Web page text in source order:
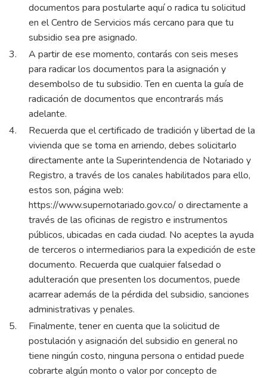
documentos para postularte aquío radica tu solicitud
en elCentro de Servicios más cercano para que tu
subsidio sea pre asignado.
A partir de ese momento, contarás con seis meses
para radicar los documentos para la asignación y
desembolso de tu subsidio. Ten en cuenta la guía de
radicación de documentos que encontrarás más
adelante.
Recuerda que el certificado de tradición y libertad de la
vivienda que se toma en arriendo, debes solicitarlo
directamente ante la Superintendencia de Notariado y
Registro, a través de los canales habilitados para ello,
estos son, página web:
https://www.supernotariado.gov.co/o directamente a
través de las oficinas de registro e instrumentos
públicos, ubicadas en cada ciudad. No aceptes la ayuda
de terceros o intermediarios para la expedición de este
documento. Recuerda que cualquier falsedad o
adulteración que presenten los documentos, puede
acarrear además de la pérdida del subsidio, sanciones
administrativas y penales.
Finalmente, tener en cuenta que la solicitud de
postulación y asignación del subsidio en general no
tiene ningún costo, ninguna persona o entidad puede
cobrarte algún monto o valor por concepto de